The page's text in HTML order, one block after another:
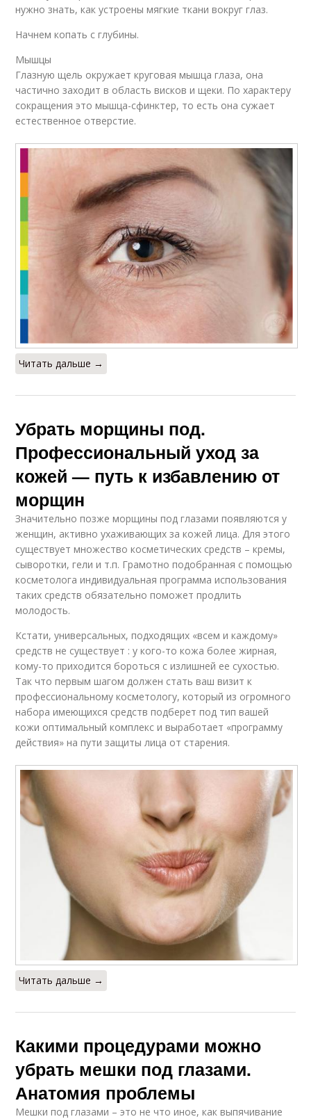
нужно знать, как устроены мягкие ткани вокруг глаз.
Начнем копать с глубины.
Мышцы
Глазную щель окружает круговая мышца глаза, она
частично заходит в область висков и щеки. По характеру
сокращения это мышца-сфинктер, то есть она сужает
естественное отверстие.
Читать дальше →
Убрать морщины под.
Профессиональный уход за
кожей — путь к избавлению от
морщин
Значительно позже морщины под глазами появляются у
женщин, активно ухаживающих за кожей лица. Для этого
существует множество косметических средств – кремы,
сыворотки, гели и т.п. Грамотно подобранная с помощью
косметолога индивидуальная программа использования
таких средств обязательно поможет продлить
молодость.
Кстати, универсальных, подходящих «всем и каждому»
средств не существует : у кого-то кожа более жирная,
кому-то приходится бороться с излишней ее сухостью.
Так что первым шагом должен стать ваш визит к
профессиональному косметологу, который из огромного
набора имеющихся средств подберет под тип вашей
кожи оптимальный комплекс и выработает «программу
действия» на пути защиты лица от старения.
Читать дальше →
Какими процедурами можно
убрать мешки под глазами.
Анатомия проблемы
Мешки под глазами – это не что иное, как выпячивание